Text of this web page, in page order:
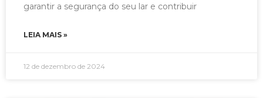
garantir a segurança do seu lar e contribuir
LEIA MAIS »
12 de dezembro de 2024